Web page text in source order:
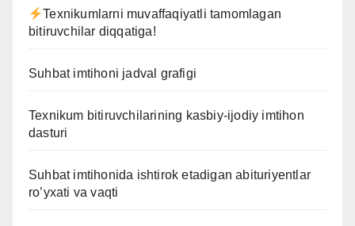
Texnikumlarni muvaffaqiyatli tamomlagan
bitiruvchilar diqqatiga!
Suhbat imtihoni jadval grafigi
Texnikum bitiruvchilarining kasbiy-ijodiy imtihon
dasturi
Suhbat imtihonida ishtirok etadigan abituriyentlar
ro’yxati va vaqti